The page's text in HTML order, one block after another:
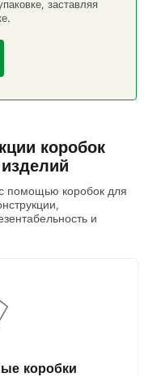
заставляя
коробок
помощью коробок для
и
коробки